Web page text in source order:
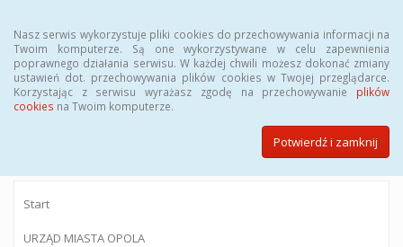
Nasz serwis wykorzystuje pliki cookies do przechowywania informacji na
Twoim komputerze. Są one wykorzystywane w celu zapewnienia
poprawnego działania serwisu. W każdej chwili możesz dokonać zmiany
ustawień dot. przechowywania plików cookies w Twojej przeglądarce.
Korzystając z serwisu wyrażasz zgodę na przechowywanie plików
cookies na Twoim komputerze.
Potwierdź i zamknij
BIULETYN INFORMACJI PUBLICZNEJ
Urzędu Miasta Opola
Start
URZĄD MIASTA OPOLA